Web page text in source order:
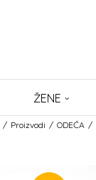
ŽENE
Proizvodi ODEĆA